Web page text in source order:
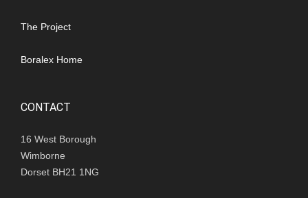
The Project
Boralex Home
CONTACT
16 West Borough
Wimborne
Dorset BH21 1NG